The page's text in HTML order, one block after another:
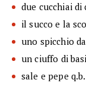
due cucchiai
il succo e la
uno spicchio
un ciuffo di
sale e pepe q.b.